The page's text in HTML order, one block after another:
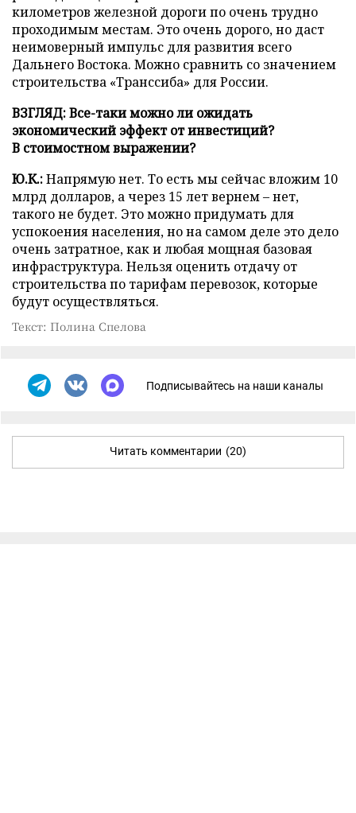
километров железной дороги по очень трудно
проходимым местам. Это очень дорого, но даст
неимоверный импульс для развития всего
Дальнего Востока. Можно сравнить со значением
строительства «Транссиба» для России.
ВЗГЛЯД: Все-таки можно ли ожидать
экономический эффект от инвестиций?
В стоимостном выражении?
Ю.К.:Напрямую нет. То есть мы сейчас вложим 10
млрд долларов, а через 15 лет вернем – нет,
такого не будет. Это можно придумать для
успокоения населения, но на самом деле это дело
очень затратное, как и любая мощная базовая
инфраструктура. Нельзя оценить отдачу от
строительства по тарифам перевозок, которые
будут осуществляться.
Текст: Полина Спелова
Подписывайтесь на наши каналы
Читать комментарии (20)